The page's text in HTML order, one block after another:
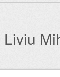
Liviu